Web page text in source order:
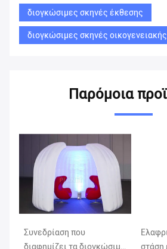
διογκώσιμες σκηνές έκθεσης
διογκώσιμες σκηνές
Παρόμοια
Συνεδρίαση που
διαφημίζει τα διογκώσιμα
στάση